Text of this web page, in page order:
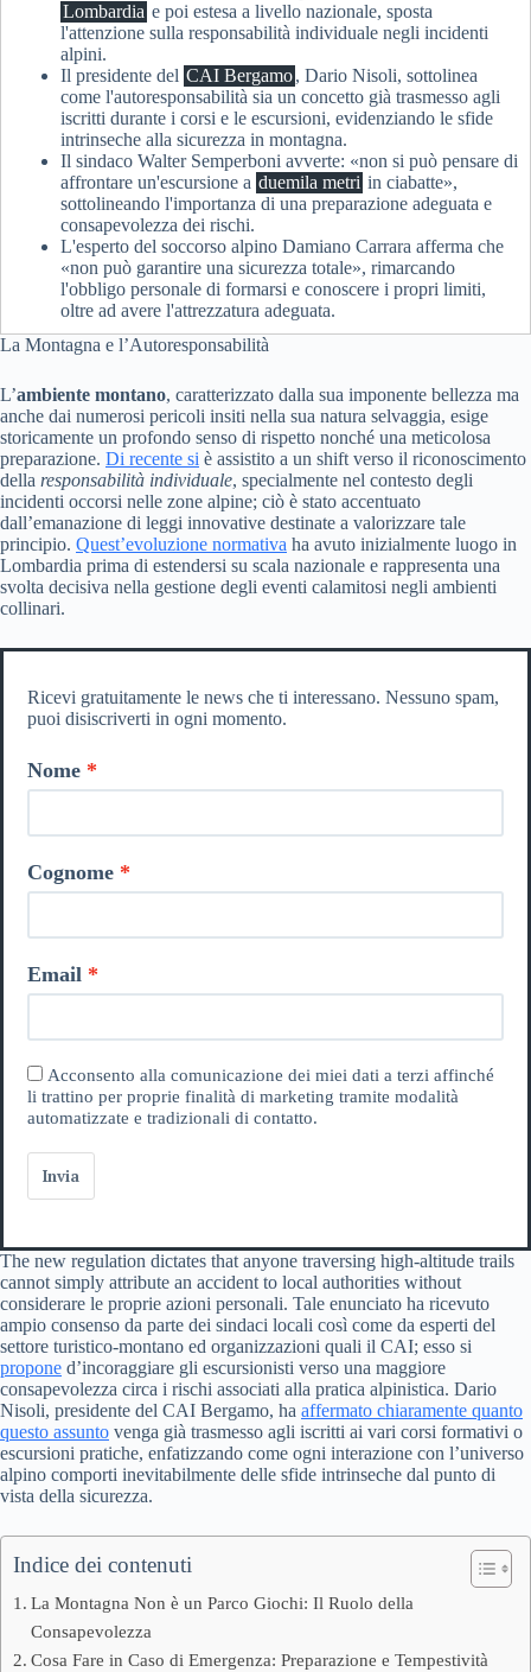
Lombardia e poi estesa a livello nazionale, sposta
l'attenzione sulla responsabilità individuale negli incidenti
alpini.
Il presidente del CAI Bergamo, Dario Nisoli, sottolinea
come l'autoresponsabilità sia un concetto già trasmesso agli
iscritti durante i corsi e le escursioni, evidenziando le sfide
intrinseche alla sicurezza in montagna.
Il sindaco Walter Semperboni avverte: «non si può pensare di
affrontare un'escursione a duemila metri in ciabatte»,
sottolineando l'importanza di una preparazione adeguata e
consapevolezza dei rischi.
L'esperto del soccorso alpino Damiano Carrara afferma che
«non può garantire una sicurezza totale», rimarcando
l'obbligo personale di formarsi e conoscere i propri limiti,
oltre ad avere l'attrezzatura adeguata.
La Montagna e l’Autoresponsabilità
L’ambiente montano, caratterizzato dalla sua imponente bellezza ma
anche dai numerosi pericoli insiti nella sua natura selvaggia, esige
storicamente un profondo senso di rispetto nonché una meticolosa
preparazione. Di recente si è assistito a un shift verso il riconoscimento
della responsabilità individuale, specialmente nel contesto degli
incidenti occorsi nelle zone alpine; ciò è stato accentuato
dall’emanazione di leggi innovative destinate a valorizzare tale
principio. Quest’evoluzione normativa ha avuto inizialmente luogo in
Lombardia prima di estendersi su scala nazionale e rappresenta una
svolta decisiva nella gestione degli eventi calamitosi negli ambienti
collinari.
Ricevi gratuitamente le news che ti interessano. Nessuno spam,
puoi disiscriverti in ogni momento.
Nome
Cognome
Email
Acconsento alla comunicazione dei miei dati a terzi affinché
li trattino per proprie finalità di marketing tramite modalità
automatizzate e tradizionali di contatto.
Invia
The new regulation dictates that anyone traversing high-altitude trails
cannot simply attribute an accident to local authorities without
considerare le proprie azioni personali. Tale enunciato ha ricevuto
ampio consenso da parte dei sindaci locali così come da esperti del
settore turistico-montano ed organizzazioni quali il CAI; esso si
propone d’incoraggiare gli escursionisti verso una maggiore
consapevolezza circa i rischi associati alla pratica alpinistica. Dario
Nisoli, presidente del CAI Bergamo, ha affermato chiaramente quanto
questo assunto venga già trasmesso agli iscritti ai vari corsi formativi o
escursioni pratiche, enfatizzando come ogni interazione con l’universo
alpino comporti inevitabilmente delle sfide intrinseche dal punto di
vista della sicurezza.
Indice dei contenuti
La Montagna Non è un Parco Giochi: Il Ruolo della
Consapevolezza
Cosa Fare in Caso di Emergenza: Preparazione e Tempestività